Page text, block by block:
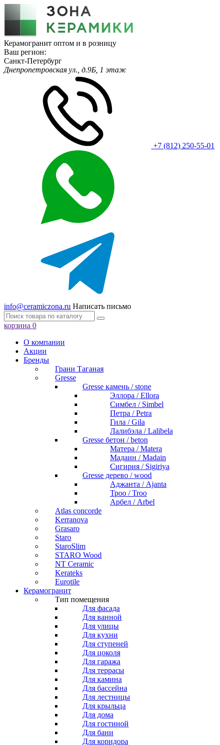
Керамогранит оптом и в розницу
Ваш регион:
Санкт-Петербург
Днепропетровская ул., д.9Б, 1 этаж
+7 (812) 250-55-01
info@ceramiczona.ru Написать письмо
корзина 0
О компании
Акции
Бренды
Грани Таганая
Gresse
Gresse камень / stone
Эллора / Ellora
Симбел / Simbel
Петра / Petra
Гила / Gila
Лалибэла / Lalibela
Gresse бетон / beton
Матера / Matera
Мадаин / Madain
Сигирия / Sigiriya
Gresse дерево / wood
Аджанта / Ajanta
Троо / Troo
Арбел / Arbel
Atlas concorde
Kerranova
Grasaro
Staro
StaroSlim
STARO Wood
NT Ceramic
Kerateks
Eurotile
Керамогранит
Тип помещения
Для фасада
Для ванной
Для улицы
Для кухни
Для ступеней
Для цоколя
Для гаража
Для террасы
Для камина
Для бассейна
Для лестницы
Для крыльца
Для дома
Для гостиной
Для бани
Для коридора